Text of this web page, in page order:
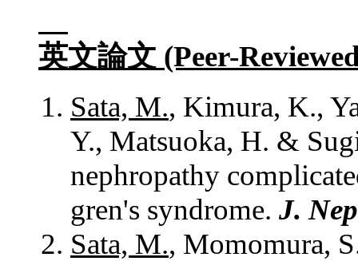
英文論文 (Peer-
Sata, M., Kimura, K.,
Y., Matsuoka, H. &
nephropathy
gren's syndrome. J.
Sata, M., Momomura,